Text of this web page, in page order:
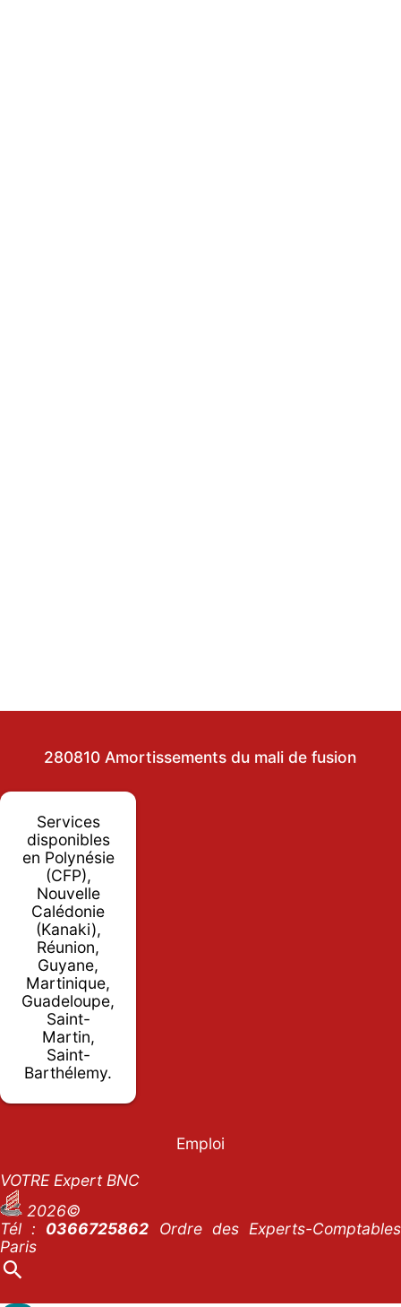
280810 Amortissements du mali de fusion
Services
disponibles
en Polynésie
(CFP),
Nouvelle
Calédonie
(Kanaki),
Réunion,
Guyane,
Martinique,
Guadeloupe,
Saint-
Martin,
Saint-
Barthélemy.
Emploi
VOTRE Expert BNC
2026©
Tél : 0366725862 Ordre des Experts-Comptables
Paris